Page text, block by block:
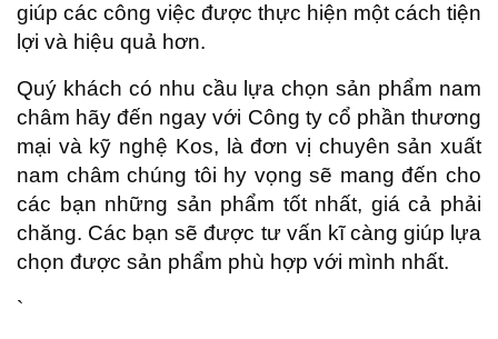
giúp các công việc được thực hiện một cách tiện
lợi và hiệu quả hơn.
Quý khách có nhu cầu lựa chọn sản phẩm nam
châm hãy đến ngay với Công ty cổ phần thương
mại và kỹ nghệ Kos, là đơn vị chuyên sản xuất
nam châm chúng tôi hy vọng sẽ mang đến cho
các bạn những sản phẩm tốt nhất, giá cả phải
chăng. Các bạn sẽ được tư vấn kĩ càng giúp lựa
chọn được sản phẩm phù hợp với mình nhất.
`